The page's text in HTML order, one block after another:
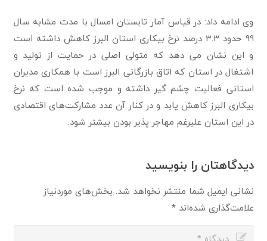
وی ادامه داد: در قیاس آمار تابستان امسال با مدت مشابه سال
۹۹ حدود ۳.۳ درصد نرخ بیکاری استان البرز کاهش داشته است
و این نشان می دهد که متولی اصلی در حمایت از تولید و
اشتغال در استان که اتاق بازرگانی البرز است با همکاری مدیران
استانی فعالیت چشم گیر داشته و موجب شده است که نرخ
بیکاری البرز کاهش یابد و در کنار آن عدد مشارکت‌های اقتصادی
در این استان علیرغم مهاجر پذیر بودن بیشتر شود.
دیدگاهتان را بنویسید
نشانی ایمیل شما منتشر نخواهد شد. بخش‌های موردنیاز
علامت‌گذاری شده‌اند*